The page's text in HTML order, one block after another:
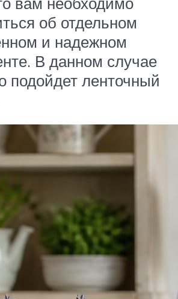
об отдельном
и надежном
В данном случае
подойдет ленточный